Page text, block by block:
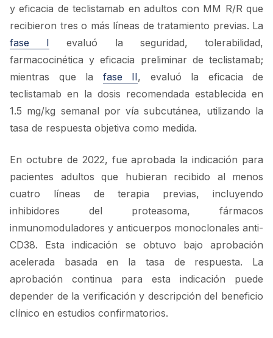
y eficacia de teclistamab en adultos con MM R/R que
recibieron tres o más líneas de tratamiento previas. La
fase I evaluó la seguridad, tolerabilidad,
farmacocinética y eficacia preliminar de teclistamab;
mientras que la fase II, evaluó la eficacia de
teclistamab en la dosis recomendada establecida en
1.5 mg/kg semanal por vía subcutánea, utilizando la
tasa de respuesta objetiva como medida.
En octubre de 2022, fue aprobada la indicación para
pacientes adultos que hubieran recibido al menos
cuatro líneas de terapia previas, incluyendo
inhibidores del proteasoma, fármacos
inmunomoduladores y anticuerpos monoclonales anti-
CD38. Esta indicación se obtuvo bajo aprobación
acelerada basada en la tasa de respuesta. La
aprobación continua para esta indicación puede
depender de la verificación y descripción del beneficio
clínico en estudios confirmatorios.